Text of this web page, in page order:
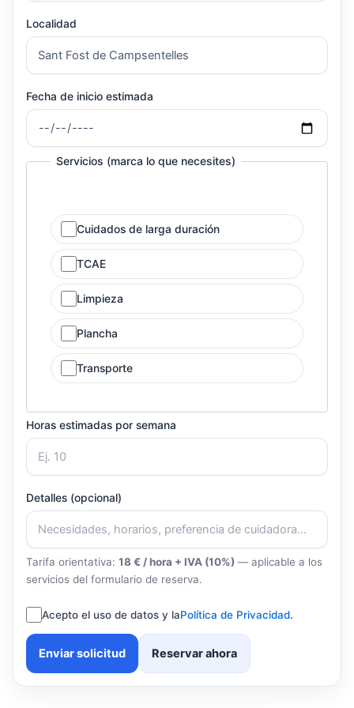
Localidad
Fecha de inicio estimada
Servicios (marca lo que necesites)
Cuidados de larga duración
TCAE
Limpieza
Plancha
Transporte
Horas estimadas por semana
Detalles (opcional)
Tarifa orientativa: 18 € / hora + IVA (10%) — aplicable a los
servicios del formulario de reserva.
Acepto el uso de datos y laPolítica de Privacidad.
Enviar solicitud Reservar ahora